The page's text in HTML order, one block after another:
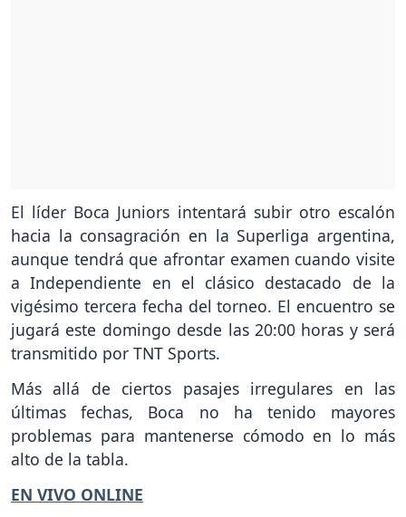
El líder Boca Juniors intentará subir otro escalón
hacia la consagración en la Superliga argentina,
aunque tendrá que afrontar examen cuando visite
a Independiente en el clásico destacado de la
vigésimo tercera fecha del torneo. El encuentro se
jugará este domingo desde las 20:00 horas y será
transmitido por TNT Sports.
Más allá de ciertos pasajes irregulares en las
últimas fechas, Boca no ha tenido mayores
problemas para mantenerse cómodo en lo más
alto de la tabla.
EN VIVO ONLINE